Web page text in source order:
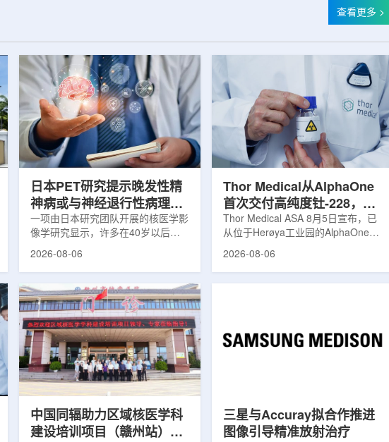
查看更多 >
日本PET研究提示晚发性精
神病或与神经退行性病理相
关
一项由日本研究团队开展的核医学影
像学研究显示，许多在40岁以后首
次出现幻觉、妄想等精神病性症状的
常沉积。研究纳入37名晚发性精神
病患者和47名年龄匹配的健康对照
者。研究人员采用淀粉样蛋白PET示
踪剂^11C-PiB，以及tau蛋白PET示
踪剂^18F-florzolotau，对受试者大
脑中的β-淀粉样蛋白和tau蛋白积累
情况进行评估。结果显示，晚发性精
2026-08-06
Thor Medical从AlphaOne
首次交付高纯度钍-228，商
业供货启动
Thor Medical ASA 8月5日宣布，已
从位于Herøya工业园的AlphaOne生
产设施完成首批高纯度钍-228(Th-
工业规模制造的开始，首批客户交付
表明公司已完成从产能建设到利用首
2026-08-06
中国同辐助力区域核医学科
建设培训项目（赣州站）与
三星与Accuray拟合作推进
图像引导精准放射治疗